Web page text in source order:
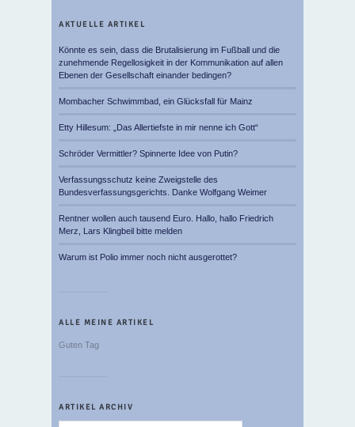
AKTUELLE ARTIKEL
Könnte es sein, dass die Brutalisierung im Fußball und die
zunehmende Regellosigkeit in der Kommunikation auf allen
Ebenen der Gesellschaft einander bedingen?
Mombacher Schwimmbad, ein Glücksfall für Mainz
Etty Hillesum: „Das Allertiefste in mir nenne ich Gott“
Schröder Vermittler? Spinnerte Idee von Putin?
Verfassungsschutz keine Zweigstelle des
Bundesverfassungsgerichts. Danke Wolfgang Weimer
Rentner wollen auch tausend Euro. Hallo, hallo Friedrich
Merz, Lars Klingbeil bitte melden
Warum ist Polio immer noch nicht ausgerottet?
ALLE MEINE ARTIKEL
Guten Tag
ARTIKEL ARCHIV